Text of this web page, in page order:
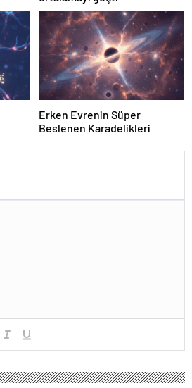
Erken Evrenin Süper
Beslenen Karadelikleri